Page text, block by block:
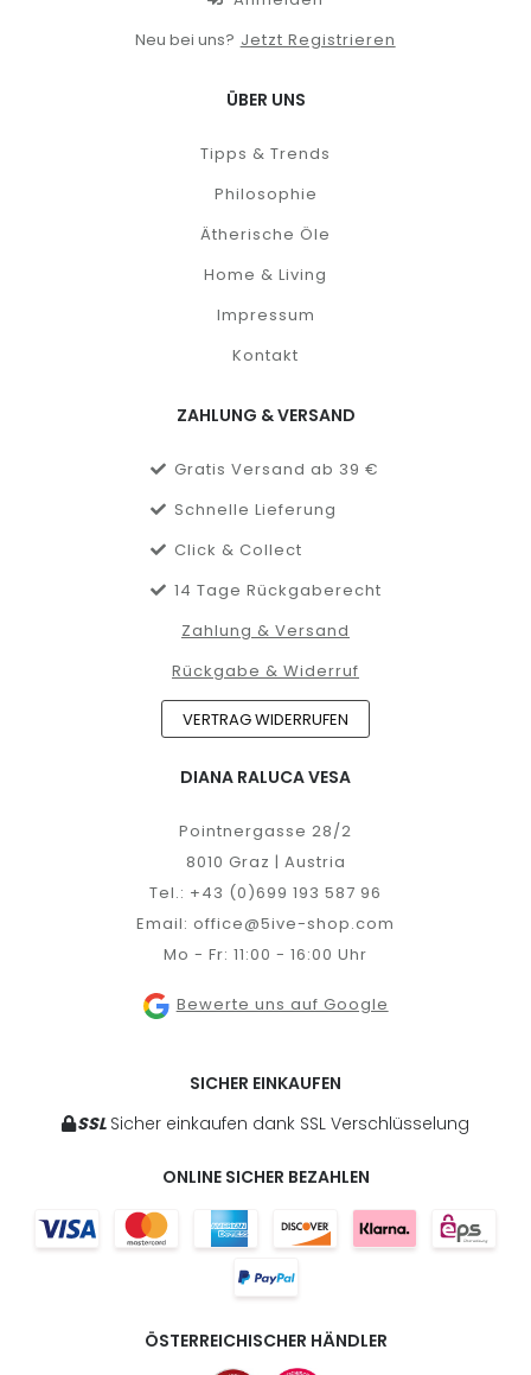
Neu bei uns? Jetzt Registrieren
ÜBER UNS
Tipps & Trends
Philosophie
Ätherische Öle
Home & Living
Impressum
Kontakt
ZAHLUNG & VERSAND
Gratis Versand ab 39 €
Schnelle Lieferung
Click & Collect
14 Tage Rückgaberecht
Zahlung & Versand
Rückgabe & Widerruf
VERTRAG WIDERRUFEN
DIANA RALUCA VESA
Pointnergasse 28/2
8010 Graz | Austria
Tel.: +43 (0)699 193 587 96
Email: office@5ive-shop.com
Mo - Fr: 11:00 - 16:00 Uhr
Bewerte uns auf Google
SICHER EINKAUFEN
SSL Sicher einkaufen dank SSL Verschlüsselung
ONLINE SICHER BEZAHLEN
ÖSTERREICHISCHER HÄNDLER